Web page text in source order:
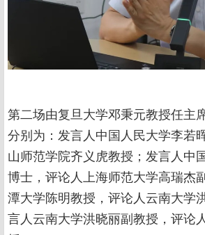
第二场由复旦大学邓秉元教授任主
分别为：发言人中国人民大学李若
山师范学院齐义虎教授；发言人中
博士，评论人上海师范大学高瑞杰
潭大学陈明教授，评论人云南大学
言人云南大学洪晓丽副教授，评论